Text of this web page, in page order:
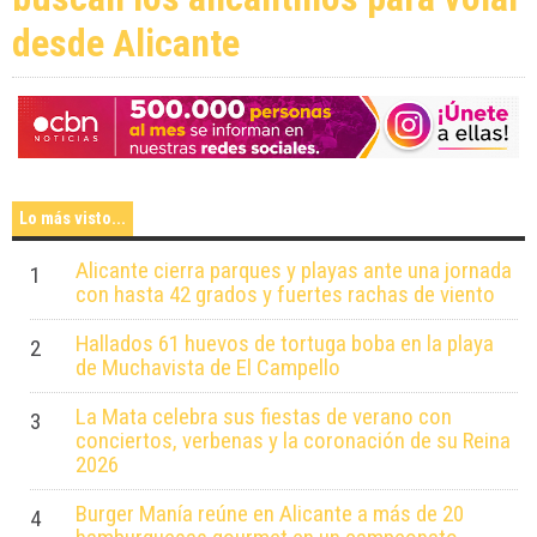
desde Alicante
Lo más visto...
1
Alicante cierra parques y playas ante una jornada
con hasta 42 grados y fuertes rachas de viento
2
Hallados 61 huevos de tortuga boba en la playa
de Muchavista de El Campello
3
La Mata celebra sus fiestas de verano con
conciertos, verbenas y la coronación de su Reina
2026
4
Burger Manía reúne en Alicante a más de 20